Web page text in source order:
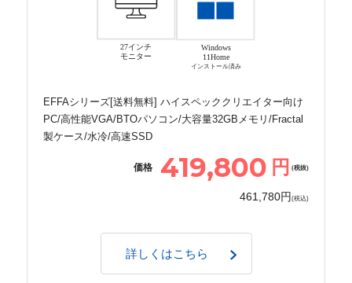
27インチ
モニター
Windows
11Home
インストール済み
EFFAシリーズ[送料無料] ハイスペッククリエイター向け
PC/高性能VGA/BTOパソコン/大容量32GBメモリ/Fractal
製ケース/水冷/高速SSD
価格 419,800 円 (税抜)
461,780円 (税込)
詳しくはこちら